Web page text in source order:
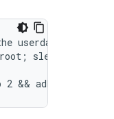
userdata
sleep 3; adb
2 && adb reboot